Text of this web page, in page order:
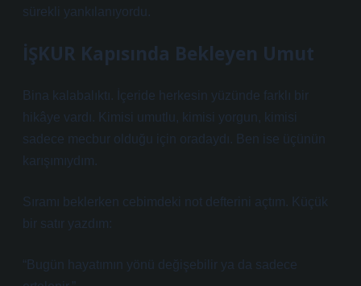
sürekli yankılanıyordu.
İŞKUR Kapısında Bekleyen Umut
Bina kalabalıktı. İçeride herkesin yüzünde farklı bir
hikâye vardı. Kimisi umutlu, kimisi yorgun, kimisi
sadece mecbur olduğu için oradaydı. Ben ise üçünün
karışımıydım.
Sıramı beklerken cebimdeki not defterini açtım. Küçük
bir satır yazdım:
“Bugün hayatımın yönü değişebilir ya da sadece